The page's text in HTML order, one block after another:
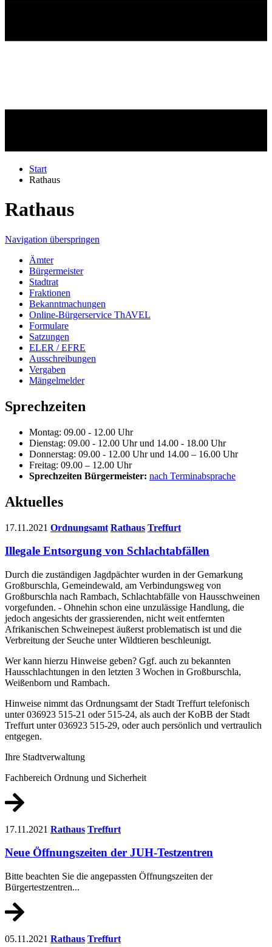
Start
Rathaus
Rathaus
Navigation überspringen
Ämter
Bürgermeister
Stadtrat
Fraktionen
Bekanntmachungen
Online-Bürgerservice ThAVEL
Formulare
Satzungen
ELER / EFRE
Ausschreibungen
Vergaben
Mängelmelder
Sprechzeiten
Montag: 09.00 - 12.00 Uhr
Dienstag: 09.00 - 12.00 Uhr und 14.00 - 18.00 Uhr
Donnerstag: 09.00 - 12.00 Uhr und 14.00 – 16.00 Uhr
Freitag: 09.00 – 12.00 Uhr
Sprechzeiten Bürgermeister: nach Terminabsprache
Aktuelles
17.11.2021 Ordnungsamt Rathaus Treffurt
Illegale Entsorgung von Schlachtabfällen
Durch die zuständigen Jagdpächter wurden in der Gemarkung
Großburschla, Gemeindewald, am Verbindungsweg von
Großburschla nach Rambach, Schlachtabfälle von Hausschweinen
vorgefunden. - Ohnehin schon eine unzulässige Handlung, die
jedoch angesichts der grassierenden, nicht weit entfernten
Afrikanischen Schweinepest äußerst problematisch ist und die
Verbreitung der Seuche unter Wildtieren beschleunigt.
Wer kann hierzu Hinweise geben? Ggf. auch zu bekannten
Hausschlachtungen in den letzten 3 Wochen in Großburschla,
Weißenborn und Rambach.
Hinweise nimmt das Ordnungsamt der Stadt Treffurt telefonisch
unter 036923 515-21 oder 515-24, als auch der KoBB der Stadt
Treffurt unter 036923 515-29, oder auch persönlich und vertraulich
entgegen.
Ihre Stadtverwaltung
Fachbereich Ordnung und Sicherheit
17.11.2021 Rathaus Treffurt
Neue Öffnungszeiten der JUH-Testzentren
Bitte beachten Sie die angepassten Öffnungszeiten der
Bürgertestzentren...
05.11.2021 Rathaus Treffurt